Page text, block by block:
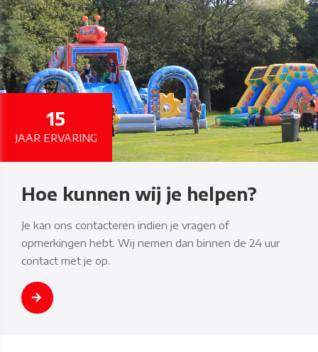
Hoe kunnen wij je helpen?
Je kan ons contacteren indien je vragen of
opmerkingen hebt. Wij nemen dan binnen de 24 uur
contact met je op.
15
JAAR ERVARING